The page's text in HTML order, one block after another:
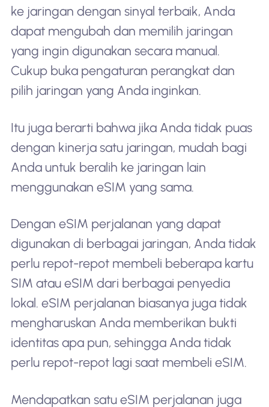
ke jaringan dengan sinyal terbaik, Anda
dapat mengubah dan memilih jaringan
yang ingin digunakan secara manual.
Cukup buka pengaturan perangkat dan
pilih jaringan yang Anda inginkan.
Itu juga berarti bahwa jika Anda tidak puas
dengan kinerja satu jaringan, mudah bagi
Anda untuk beralih ke jaringan lain
menggunakan eSIM yang sama.
Dengan eSIM perjalanan yang dapat
digunakan di berbagai jaringan, Anda tidak
perlu repot-repot membeli beberapa kartu
SIM atau eSIM dari berbagai penyedia
lokal. eSIM perjalanan biasanya juga tidak
mengharuskan Anda memberikan bukti
identitas apa pun, sehingga Anda tidak
perlu repot-repot lagi saat membeli eSIM.
Mendapatkan satu eSIM perjalanan juga